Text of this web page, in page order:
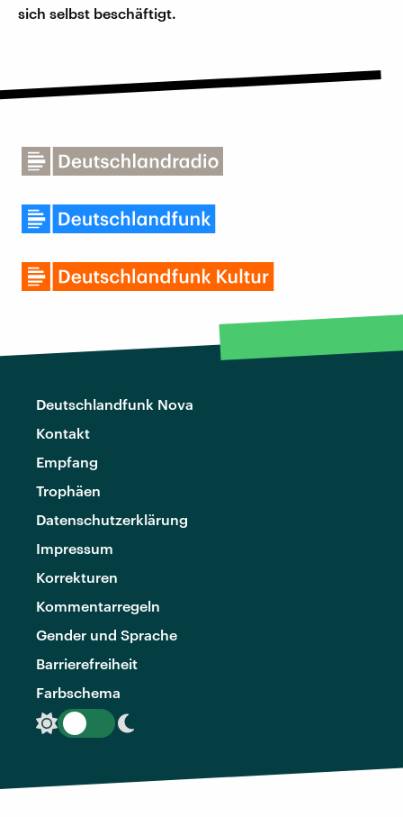
sich selbst beschäftigt.
Deutschlandfunk Nova
Kontakt
Empfang
Trophäen
Datenschutzerklärung
Impressum
Korrekturen
Kommentarregeln
Gender und Sprache
Barrierefreiheit
Farbschema